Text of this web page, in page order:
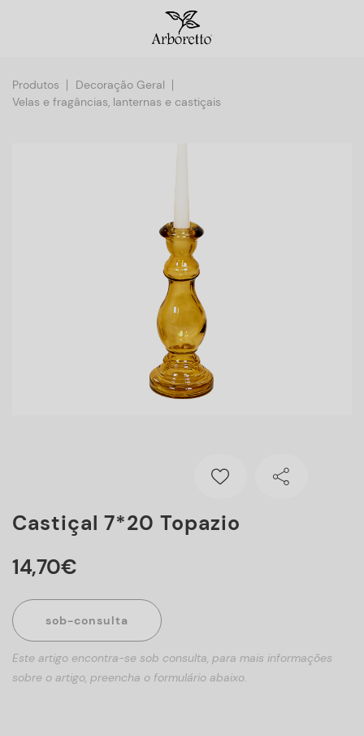
Produtos
Decoração Geral
Velas e fragâncias, lanternas e castiçais
Castiçal 7*20 Topazio
14,70€
sob-consulta
Este artigo encontra-se sob consulta, para mais informações
sobre o artigo, preencha o formulário abaixo.